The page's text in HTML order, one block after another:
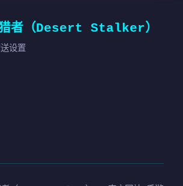
猎者（Desert Stalker）
设置